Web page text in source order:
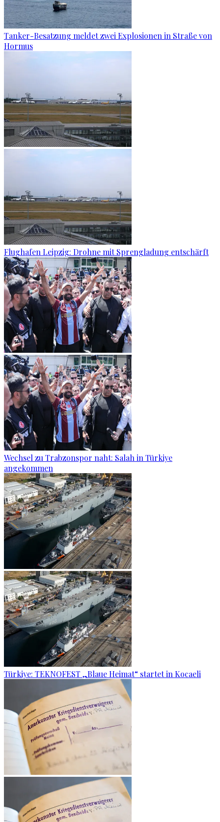
Tanker-Besatzung meldet zwei Explosionen in Straße von
Hormus
Flughafen Leipzig: Drohne mit Sprengladung entschärft
Wechsel zu Trabzonspor naht: Salah in Türkiye
angekommen
Türkiye: TEKNOFEST „Blaue Heimat“ startet in Kocaeli